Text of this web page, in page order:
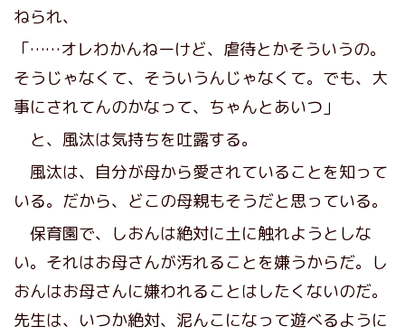
ねられ、
「……オレわかんねーけど、虐待とかそういうの。
そうじゃなくて、そういうんじゃなくて。でも、大
事にされてんのかなって、ちゃんとあいつ」
と、風汰は気持ちを吐露する。
風汰は、自分が母から愛されていることを知って
いる。だから、どこの母親もそうだと思っている。
保育園で、しおんは絶対に土に触れようとしな
い。それはお母さんが汚れることを嫌うからだ。し
おんはお母さんに嫌われることはしたくないのだ。
先生は、いつか絶対、泥んこになって遊べるように